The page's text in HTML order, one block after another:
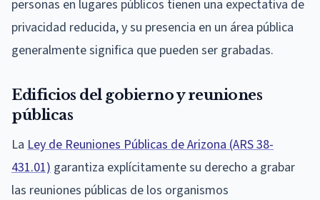
personas en lugares públicos tienen una expectativa de
privacidad reducida, y su presencia en un área pública
generalmente significa que pueden ser grabadas.
Edificios del gobierno y reuniones
públicas
La Ley de Reuniones Públicas de Arizona (ARS 38-
431.01) garantiza explícitamente su derecho a grabar
las reuniones públicas de los organismos